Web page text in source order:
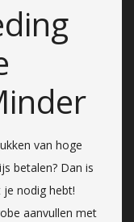
van hoge
betalen? Dan is
je nodig hebt!
aanvullen met